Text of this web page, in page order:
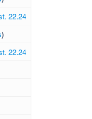
22.24
)
22.24